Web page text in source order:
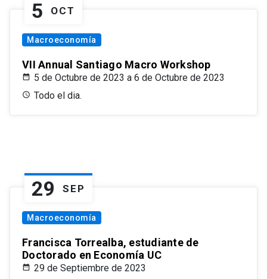
5 OCT
Macroeconomía
VII Annual Santiago Macro Workshop
5 de Octubre de 2023 a 6 de Octubre de 2023
Todo el dia.
29 SEP
Macroeconomía
Francisca Torrealba, estudiante de
Doctorado en Economía UC
29 de Septiembre de 2023